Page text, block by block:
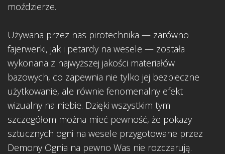
moździerze.
Używana przez nas pirotechnika — zarówno
fajerwerki, jak i petardy na wesele — została
wykonana z najwyższej jakości materiałów
bazowych, co zapewnia nie tylko jej bezpieczne
użytkowanie, ale równie fenomenalny efekt
wizualny na niebie. Dzięki wszystkim tym
szczegółom można mieć pewność, że pokazy
sztucznych ogni na wesele przygotowane przez
Demony Ognia na pewno Was nie rozczarują.